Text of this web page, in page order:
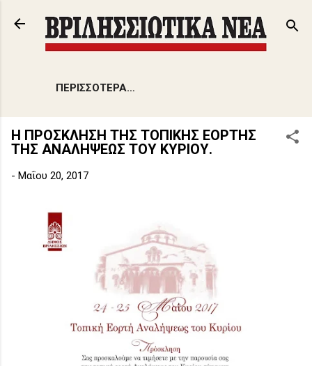
Μετάβαση στο κύριο περιεχόμενο
ΠΕΡΙΣΣΌΤΕΡΑ…
Η ΠΡΟΣΚΛΗΣΗ ΤΗΣ ΤΟΠΙΚΗΣ ΕΟΡΤΗΣ
ΤΗΣ ΑΝΑΛΗΨΕΩΣ ΤΟΥ ΚΥΡΙΟΥ.
- Μαΐου 20, 2017